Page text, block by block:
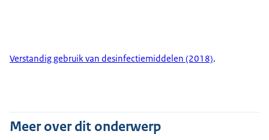
Verstandig gebruik van desinfectiemiddelen (2018).
Meer over dit onderwerp